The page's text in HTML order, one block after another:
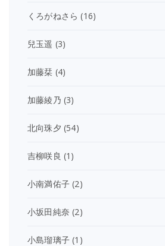
くろがねさら (16)
兒玉遥 (3)
加藤栞 (4)
加藤綾乃 (3)
北向珠夕 (54)
吉柳咲良 (1)
小南満佑子 (2)
小坂田純奈 (2)
小島瑠璃子 (1)